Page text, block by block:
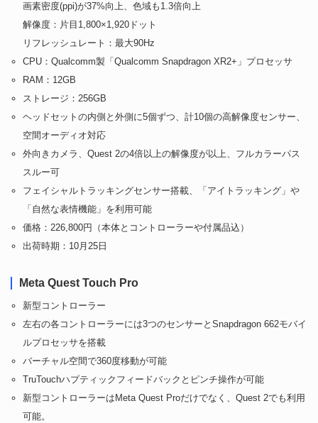
画素密度(ppi)が37%向上、色域も1.3倍向上
解像度：片目1,800×1,920ドット
リフレッシュレート：最大90Hz
CPU：Qualcomm製「Qualcomm Snapdragon XR2+」プロセッサ
RAM：12GB
ストレージ：256GB
ヘッドセットの内側と外側に5個ずつ、計10個の高解像度センサー、
空間オーディオ対応
外向きカメラ、Quest 2の4倍以上の解像度が以上、フルカラーパス
スルー可
フェイシャルトラッキングセンサー搭載、「アイトラッキング」や
「自然な表情機能」を利用可能
価格：226,800円（本体とコントローラーや付属品込）
出荷時期：10月25日
Meta Quest Touch Pro
新型コントローラー
左右の各コントローラーには3つのセンサーとSnapdragon 662モバイ
ルプロセッサを搭載
バーチャル空間で360度移動が可能
TruTouchハプティックフィードバックとピンチ操作が可能
新型コントローラーはMeta Quest Proだけでなく、Quest 2でも利用
可能。